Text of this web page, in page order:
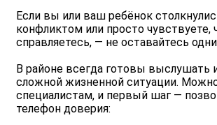
Если вы или ваш ребёнок
конфликтом или просто чувствуете,
справляетесь, — не оставайтесь
В районе всегда готовы выслушать
сложной жизненной ситуации.
специалистам, и первый шаг —
телефон доверия: